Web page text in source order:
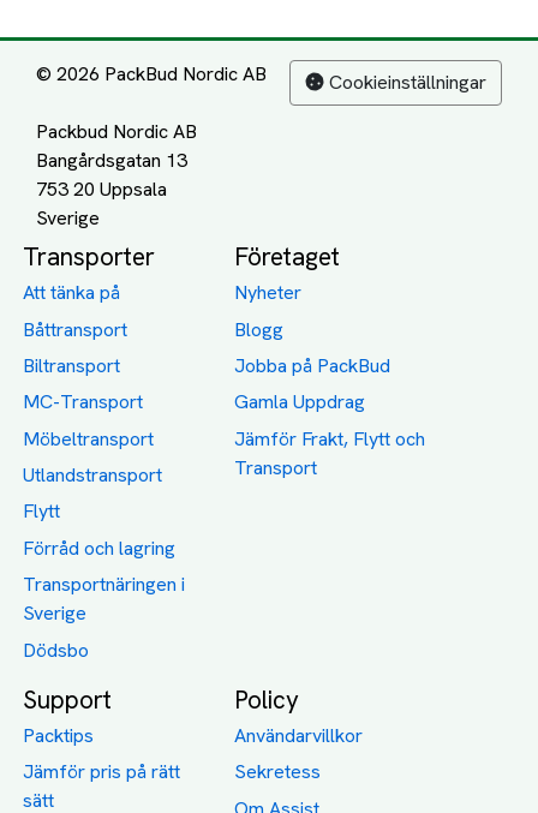
© 2026 PackBud Nordic AB
Packbud Nordic AB
Bangårdsgatan 13
753 20 Uppsala
Cookieinställningar
Transporter
Att tänka på
Båttransport
Biltransport
MC-Transport
Möbeltransport
Utlandstransport
Flytt
Förråd och lagring
Transportnäringen i
Sverige
Dödsbo
Företaget
Nyheter
Blogg
Jobba på PackBud
Gamla Uppdrag
Jämför Frakt, Flytt och
Transport
Support
Packtips
Jämför pris på rätt
sätt
Policy
Användarvillkor
Sekretess